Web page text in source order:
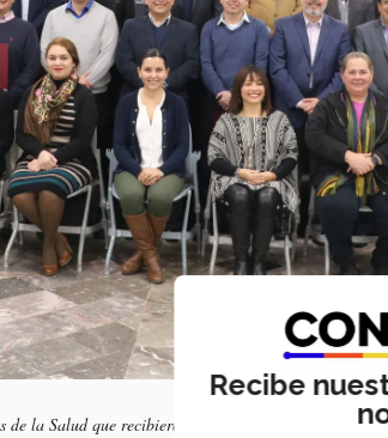
de la Salud que recibieron algún reconocimiento en la
Recibe